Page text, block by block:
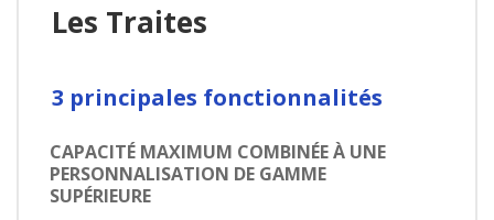
Les Traites
3 principales fonctionnalités
CAPACITÉ MAXIMUM COMBINÉE À UNE
PERSONNALISATION DE GAMME
SUPÉRIEURE